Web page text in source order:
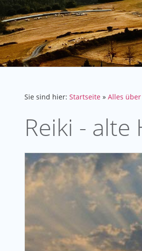
Sie sind hier: Startseite » Alles über
Reiki -